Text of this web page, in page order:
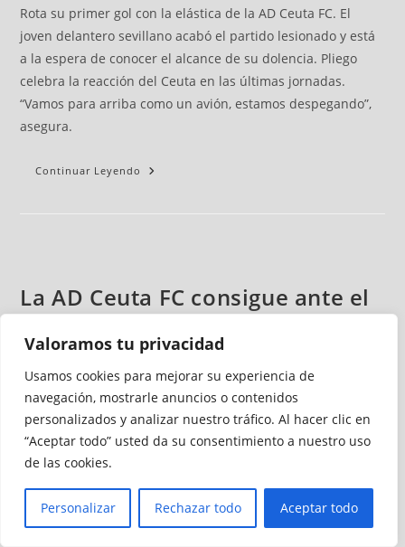
Valoramos tu privacidad
Usamos cookies para mejorar su experiencia de
navegación, mostrarle anuncios o contenidos
personalizados y analizar nuestro tráfico. Al hacer clic en
“Aceptar todo” usted da su consentimiento a nuestro uso
de las cookies.
Personalizar Rechazar todo Aceptar todo
Rota su primer gol con la elástica de la AD Ceuta FC. El
joven delantero sevillano acabó el partido lesionado y está
a la espera de conocer el alcance de su dolencia. Pliego
celebra la reacción del Ceuta en las últimas jornadas.
“Vamos para arriba como un avión, estamos despegando”,
asegura.
Continuar Leyendo
La AD Ceuta FC consigue ante el
Tercera en su partido 300
Juanma Navas diciembre 2, 2019
1 comentario
Decía Antonio Ruiz 'Romerito', entrenador del CD Rota, que
nunca había perdido un partido por 7-0 y de haberle
sucedido estaría muy enojado en el vestuario, pidiendo